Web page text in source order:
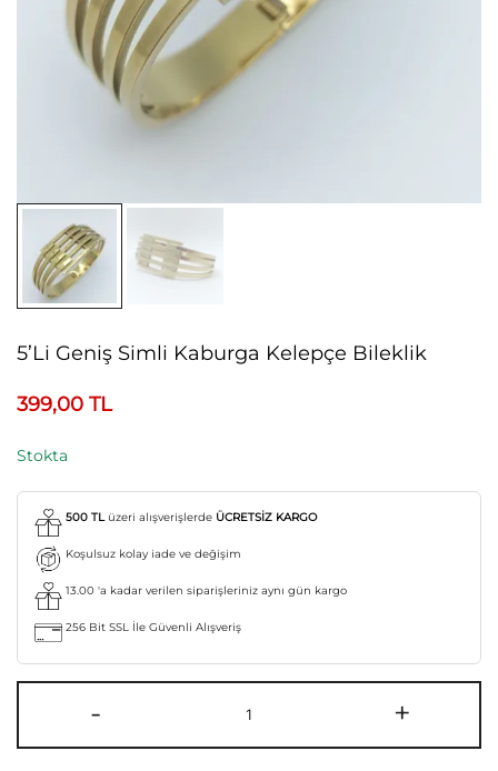
5’li Geniş Simli Kaburga Kelepçe Bileklik
399,00 TL
Stokta
500 TLüzeri alışverişlerde ÜCRETSİZ KARGO
Koşulsuz kolay iade ve değişim
13.00 'a kadar verilen siparişleriniz aynı gün kargo
256 Bit SSL İle Güvenli Alışveriş
- +